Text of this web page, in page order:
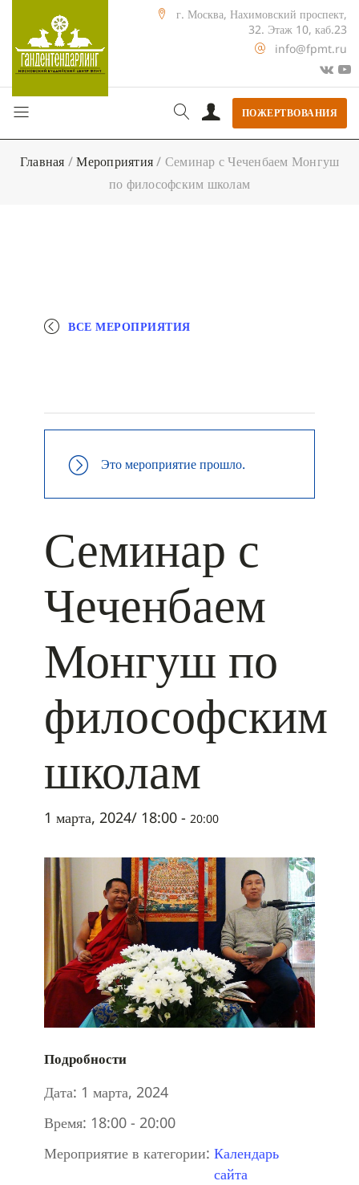
г. Москва, Нахимовский проспект,
32. Этаж 10, каб.23
info@fpmt.ru
ПОЖЕРТВОВАНИЯ
Главная /Мероприятия/ Семинар с Чеченбаем Монгуш
по философским школам
ВСЕ МЕРОПРИЯТИЯ
Это мероприятие прошло.
Семинар с
Чеченбаем
Монгуш по
философским
школам
1 марта, 2024/ 18:00 - 20:00
Подробности
Дата: 1 марта, 2024
Время: 18:00 - 20:00
Мероприятие в категории: Календарь
сайта